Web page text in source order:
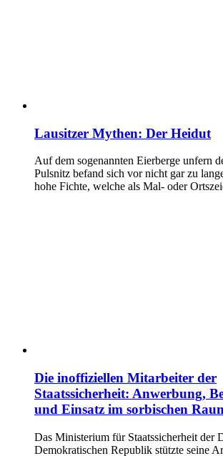
Lausitzer Mythen: Der Heidut
Auf dem sogenannten Eierberge unfern
Pulsnitz befand sich vor nicht gar zu
hohe Fichte, welche als Mal- oder
Die inoffiziellen Mitarbeiter der
Staatssicherheit: Anwerbung,
und Einsatz im sorbischen
Das Ministerium für Staatssicherheit der
Demokratischen Republik stützte seine